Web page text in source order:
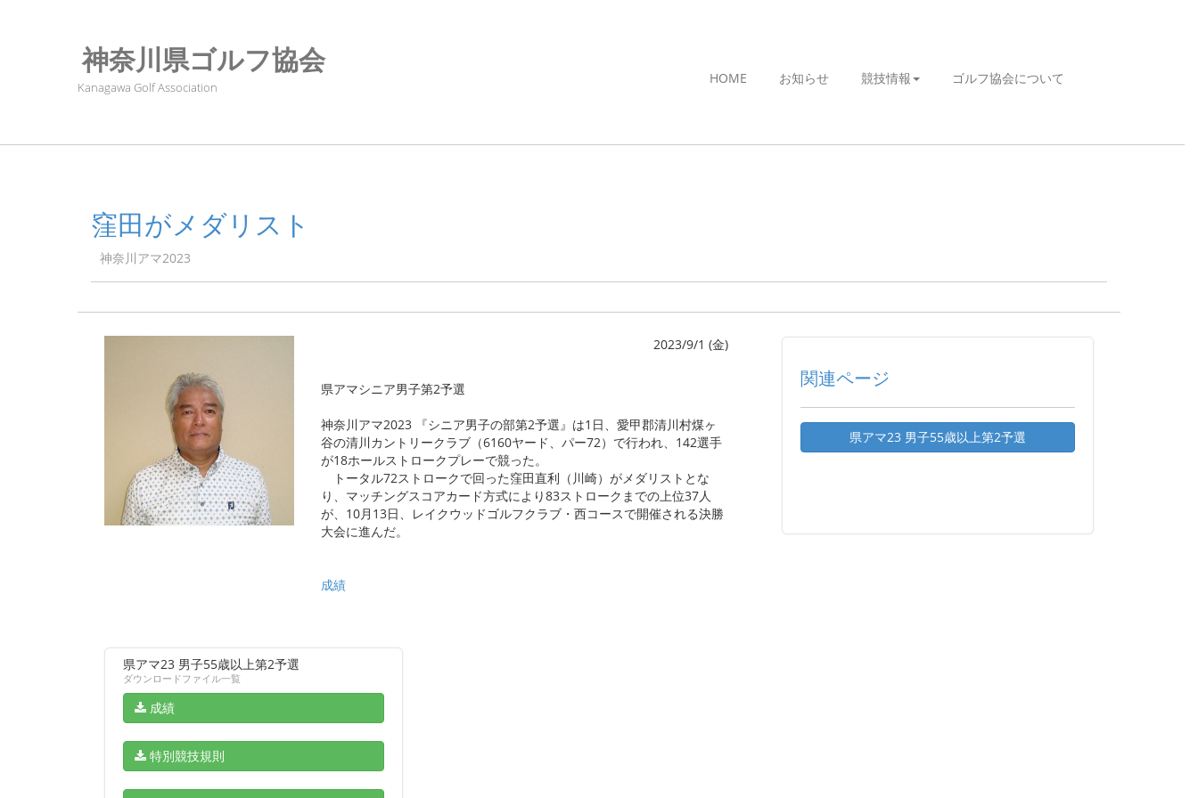
神奈川県ゴルフ協会
Kanagawa Golf Association
HOME お知らせ 競技情報 ゴルフ協会について
窪田がメダリスト
神奈川アマ2023
2023/9/1 (金)
県アマシニア男子第2予選
神奈川アマ2023 『シニア男子の部第2予選』は1日、愛甲郡清川村煤ヶ
谷の清川カントリークラブ（6160ヤード、パー72）で行われ、142選手
が18ホールストロークプレーで競った。
トータル72ストロークで回った窪田直利（川崎）がメダリストとな
り、マッチングスコアカード方式により83ストロークまでの上位37人
が、10月13日、レイクウッドゴルフクラブ・西コースで開催される決勝
大会に進んだ。
成績
県アマ23 男子55歳以上第2予選
ダウンロードファイル一覧
成績
特別競技規則
関連ページ
県アマ23 男子55歳以上第2予選